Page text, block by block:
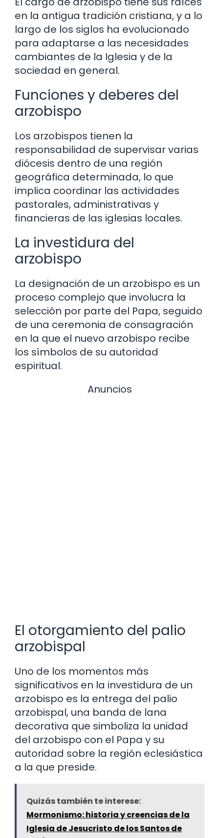
en la antigua tradición cristiana, y a lo
largo de los siglos ha evolucionado
para adaptarse a las necesidades
cambiantes de la Iglesia y de la
sociedad en general.
Funciones y deberes del
arzobispo
Los arzobispos tienen la
responsabilidad de supervisar varias
diócesis dentro de una región
geográfica determinada, lo que
implica coordinar las actividades
pastorales, administrativas y
financieras de las iglesias locales.
La investidura del
arzobispo
La designación de un arzobispo es un
proceso complejo que involucra la
selección por parte del Papa, seguido
de una ceremonia de consagración
en la que el nuevo arzobispo recibe
los símbolos de su autoridad
espiritual.
Anuncios
El otorgamiento del palio
arzobispal
Uno de los momentos más
significativos en la investidura de un
arzobispo es la entrega del palio
arzobispal, una banda de lana
decorativa que simboliza la unidad
del arzobispo con el Papa y su
autoridad sobre la región eclesiástica
a la que preside.
Quizás también te interese:
Mormonismo: historia y creencias de la
Iglesia de Jesucristo de los Santos de